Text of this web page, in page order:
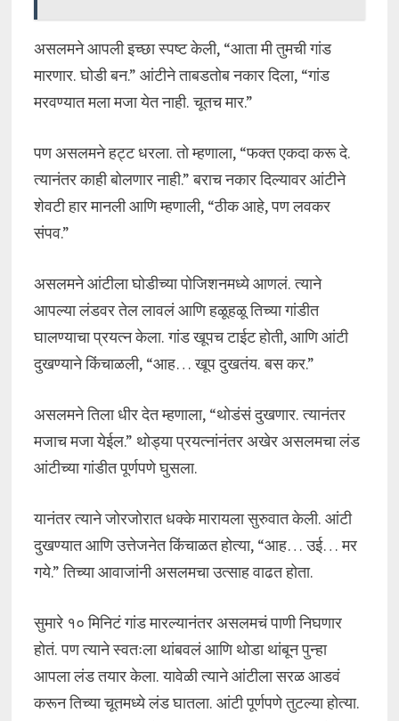
असलमने आपली इच्छा स्पष्ट केली, “आता मी तुमची गांड
मारणार. घोडी बन.” आंटीने ताबडतोब नकार दिला, “गांड
मरवण्यात मला मजा येत नाही. चूतच मार.”
पण असलमने हट्ट धरला. तो म्हणाला, “फक्त एकदा करू दे.
त्यानंतर काही बोलणार नाही.” बराच नकार दिल्यावर आंटीने
शेवटी हार मानली आणि म्हणाली, “ठीक आहे, पण लवकर
संपव.”
असलमने आंटीला घोडीच्या पोजिशनमध्ये आणलं. त्याने
आपल्या लंडवर तेल लावलं आणि हळूहळू तिच्या गांडीत
घालण्याचा प्रयत्न केला. गांड खूपच टाईट होती, आणि आंटी
दुखण्याने किंचाळली, “आह… खूप दुखतंय. बस कर.”
असलमने तिला धीर देत म्हणाला, “थोडंसं दुखणार. त्यानंतर
मजाच मजा येईल.” थोड्या प्रयत्नांनंतर अखेर असलमचा लंड
आंटीच्या गांडीत पूर्णपणे घुसला.
यानंतर त्याने जोरजोरात धक्के मारायला सुरुवात केली. आंटी
दुखण्यात आणि उत्तेजनेत किंचाळत होत्या, “आह… उई… मर
गये.” तिच्या आवाजांनी असलमचा उत्साह वाढत होता.
सुमारे १० मिनिटं गांड मारल्यानंतर असलमचं पाणी निघणार
होतं. पण त्याने स्वतःला थांबवलं आणि थोडा थांबून पुन्हा
आपला लंड तयार केला. यावेळी त्याने आंटीला सरळ आडवं
करून तिच्या चूतमध्ये लंड घातला. आंटी पूर्णपणे तुटल्या होत्या.